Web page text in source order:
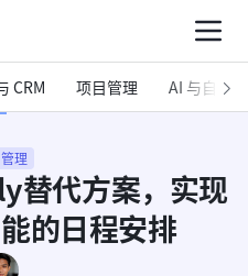
CRM 项目管理 AI 与自动化
理
替代方案，实现
的日程安排